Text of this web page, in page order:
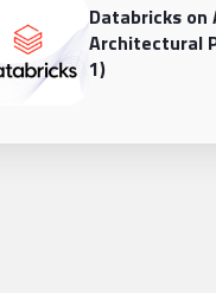
Databricks on
Architectural
1)